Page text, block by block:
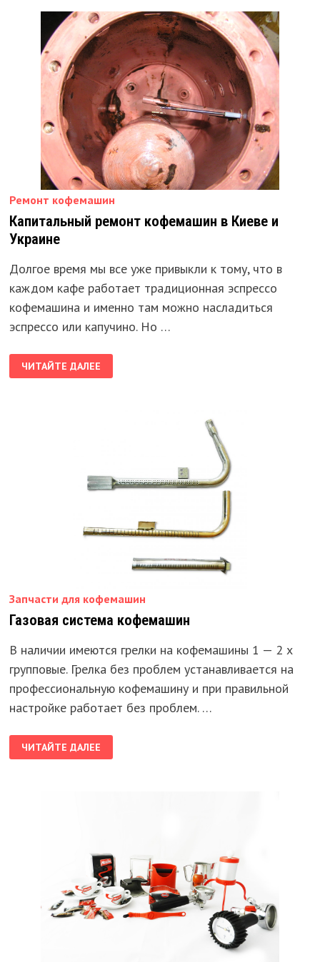
КИЕВЕ,
ОДЕССЕ,
НИКОЛАЕВЕ,
ХАРЬКОВЕ
Ремонт кофемашин
Капитальный ремонт кофемашин в Киеве и
Украине
Долгое время мы все уже привыкли к тому, что в
каждом кафе работает традиционная эспрессо
кофемашина и именно там можно насладиться
эспрессо или капучино. Но …
КАПИТАЛЬНЫЙ
РЕМОНТ
КОФЕМАШИН
ЧИТАЙТЕ ДАЛЕЕ
Запчасти для кофемашин
Газовая система кофемашин
В наличии имеются грелки на кофемашины 1 — 2 х
групповые. Грелка без проблем устанавливается на
профессиональную кофемашину и при правильной
настройке работает без проблем. …
ГАЗОВАЯ
СИСТЕМА
КОФЕМАШИН
ЧИТАЙТЕ ДАЛЕЕ